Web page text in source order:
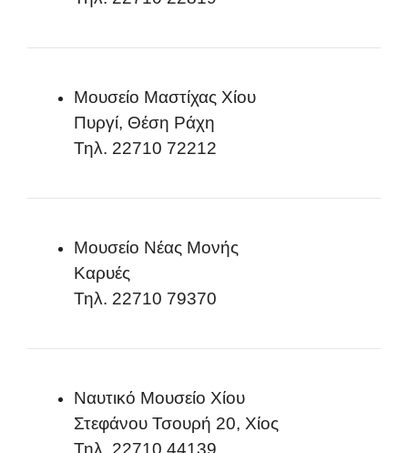
Μουσείο Μαστίχας Χίου
Πυργί, Θέση Ράχη
Τηλ. 22710 72212
Μουσείο Νέας Μονής
Καρυές
Τηλ. 22710 79370
Ναυτικό Μουσείο Χίου
Στεφάνου Τσουρή 20, Χίος
Τηλ. 22710 44139